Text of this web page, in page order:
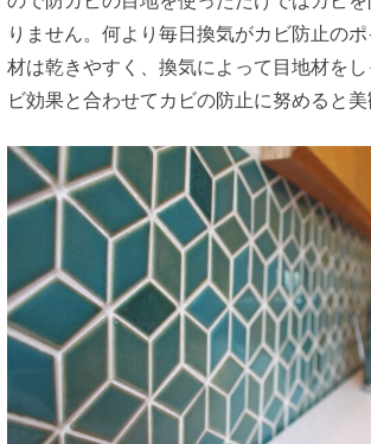
りません。何より毎日換気がカビ防止の
材は乾きやすく、換気によって目地材を
ビ効果と合わせてカビの防止に努めると美